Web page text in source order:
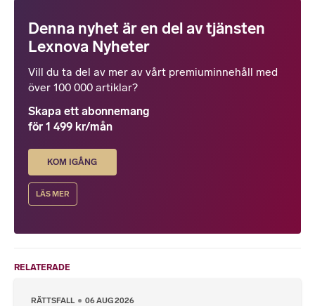
Denna nyhet är en del av tjänsten
Lexnova Nyheter
Vill du ta del av mer av vårt premiuminnehåll med
över 100 000 artiklar?
Skapa ett abonnemang
för 1 499 kr/mån
KOM IGÅNG
LÄS MER
RELATERADE
RÄTTSFALL 06 AUG 2026